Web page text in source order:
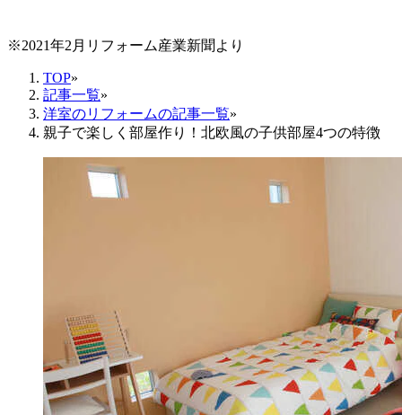
※2021年2月リフォーム産業新聞より
TOP»
記事一覧»
洋室のリフォームの記事一覧»
親子で楽しく部屋作り！北欧風の子供部屋4つの特徴